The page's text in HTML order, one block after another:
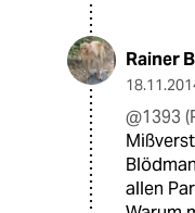
Rainer
@1393
allen